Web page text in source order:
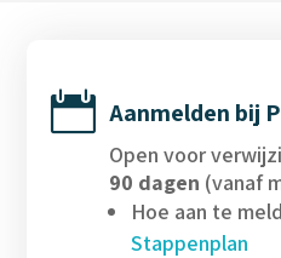
 Aanmelden bij
Open voor
90 dagen (vanaf
Hoe aan te
Stappenplan